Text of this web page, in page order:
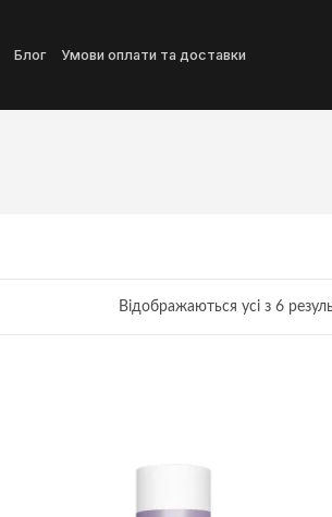
Блог Умови оплати та доставки
Відображаються усі з 6